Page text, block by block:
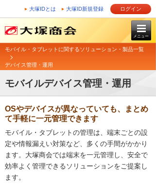
大塚IDとは 大塚ID新規登録 ログイン
メニュー
モバイル・タブレットに関するソリューション・製品一覧
デバイス管理・運用
モバイルデバイス管理・運用
OSやデバイスが異なっていても、まとめ
て手軽に一元管理できます
モバイル・タブレットの管理は、端末ごとの設
定や情報漏えい対策など、多くの手間がかかり
ます。大塚商会では端末を一元管理し、安全で
効率よく管理できるソリューションをご提案し
ます。